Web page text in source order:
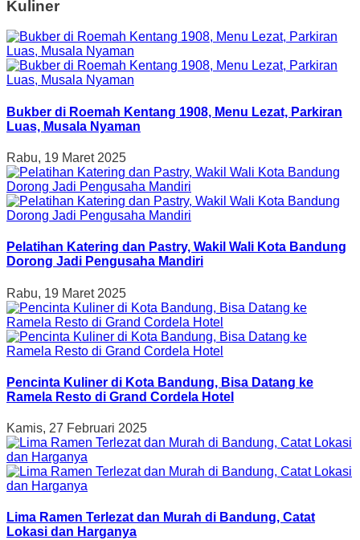
Kuliner
Bukber di Roemah Kentang 1908, Menu Lezat, Parkiran
Luas, Musala Nyaman
Rabu, 19 Maret 2025
Pelatihan Katering dan Pastry, Wakil Wali Kota Bandung
Dorong Jadi Pengusaha Mandiri
Rabu, 19 Maret 2025
Pencinta Kuliner di Kota Bandung, Bisa Datang ke
Ramela Resto di Grand Cordela Hotel
Kamis, 27 Februari 2025
Lima Ramen Terlezat dan Murah di Bandung, Catat
Lokasi dan Harganya